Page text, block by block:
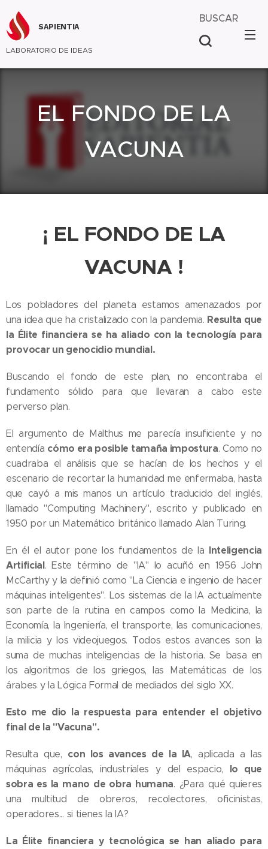
SAPIENTIA
LABORATORIO DE IDEAS
BUSCAR
EL FONDO DE LA
VACUNA
¡ EL FONDO DE LA
VACUNA !
Los pobladores del planeta estamos amenazados por
una idea que ha cristalizado con la pandemia. Resulta que
la Élite financiera se ha aliado con la tecnología para
provocar un genocidio mundial.
Buscando el fondo de este plan, no encontraba el
fundamento sólido para que llevaran a cabo este
perverso plan.
El argumento de Malthus me parecía insuficiente y no
entendía cómo era posible tamaña impostura. Como no
cuadraba el análisis que se hacían de los hechos y el
escenario de recortar la humanidad me enfermaba, hasta
que cayó a mis manos un artículo traducido del inglés,
llamado "Computing Machinery", escrito y publicado en
1950 por un Matemático británico llamado Alan Turing.
En él el autor pone los fundamentos de la Inteligencia
Artificial. Este término de "IA" lo acuñó en 1956 John
McCarthy y la definió como "La Ciencia e ingenio de hacer
máquinas inteligentes". Los sistemas de la IA actualmente
son parte de la rutina en campos como la Medicina, la
Economía, la Ingeniería, el transporte, las comunicaciones,
la milicia y los videojuegos. Todos estos avances son la
suma de muchas inteligencias de la historia. Se basa en
los algoritmos de los griegos, las Matemáticas de los
árabes y la Lógica Formal de mediados del siglo XX.
Esto me dio la respuesta para entender el objetivo
final de la "Vacuna".
Resulta que, con los avances de la IA, aplicada a las
máquinas agrícolas, industriales y del espacio, lo que
sobra es la mano de obra humana. ¿Para qué quieres
una multitud de obreros, recolectores, oficinistas,
operadores... si tienes la IA?
La Élite financiera y tecnológica se han aliado para